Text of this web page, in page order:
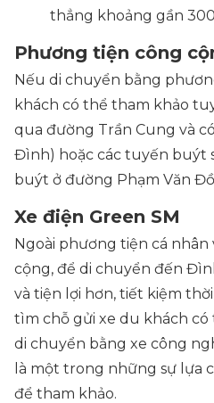
thẳng khoảng gần
Phương tiện công
Nếu di chuyển bằng
khách có thể tham khảo
qua đường Trần Cung và
Đình) hoặc các tuyến buýt
buýt ở đường Phạm Văn
Xe điện Green SM
Ngoài phương tiện cá
cộng, để di chuyển đến
và tiện lợi hơn, tiết kiệm
tìm chỗ gửi xe du khách
di chuyển bằng xe công
là một trong những sự lựa
để tham khảo.